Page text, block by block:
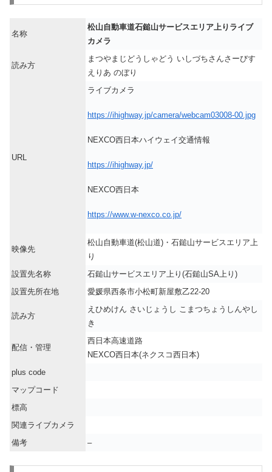
名称
松山自動車道石鎚山サービスエリア上りライブ
カメラ
読み方
まつやまじどうしゃどう いしづちさんさーびす
えりあ のぼり
URL
ライブカメラ
https://ihighway.jp/camera/webcam03008-00.jpg
NEXCO西日本ハイウェイ交通情報
https://ihighway.jp/
NEXCO西日本
https://www.w-nexco.co.jp/
映像先
松山自動車道(松山道)・石鎚山サービスエリア上
り
設置先名称
石鎚山サービスエリア上り(石鎚山SA上り)
設置先所在地
愛媛県西条市小松町新屋敷乙22-20
読み方
えひめけん さいじょうし こまつちょうしんやし
き
配信・管理
西日本高速道路
NEXCO西日本(ネクスコ西日本)
plus code
マップコード
標高
関連ライブカメラ
備考
–